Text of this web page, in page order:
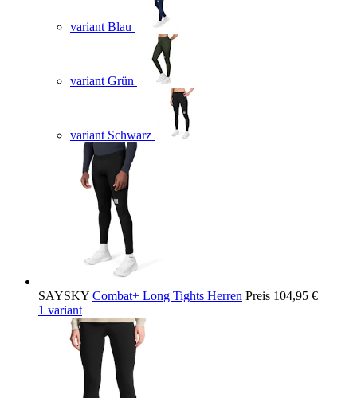
variant Blau
variant Grün
variant Schwarz
SAYSKY Combat+ Long Tights Herren Preis 104,95 €
1 variant